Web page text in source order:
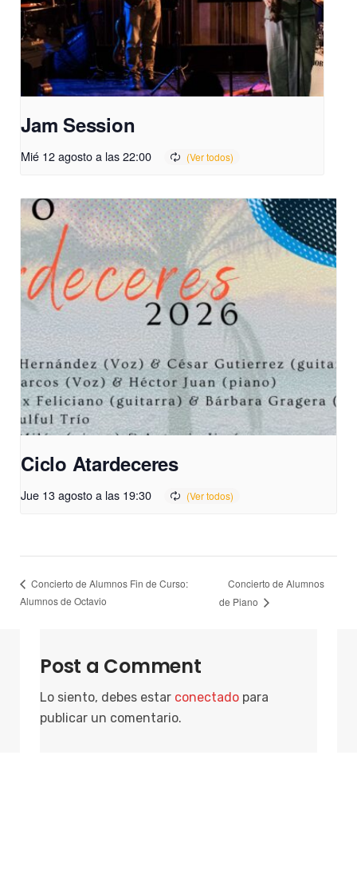
Jam Session
Mié 12 agosto a las 22:00
Ciclo Atardeceres
Jue 13 agosto a las 19:30
Concierto de Alumnos Fin de Curso:
Alumnos de Octavio
Concierto de Alumnos
de Piano
Post a Comment
Lo siento, debes estar conectado para
publicar un comentario.